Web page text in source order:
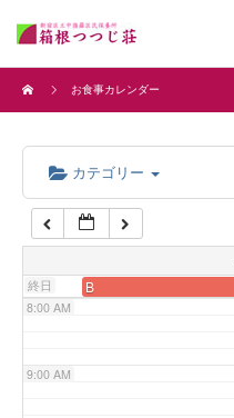
お食事カレンダー
カテゴリー
終日 B
4:00 AM
6:00 AM
7:00 AM
8:00 AM
9:00 AM